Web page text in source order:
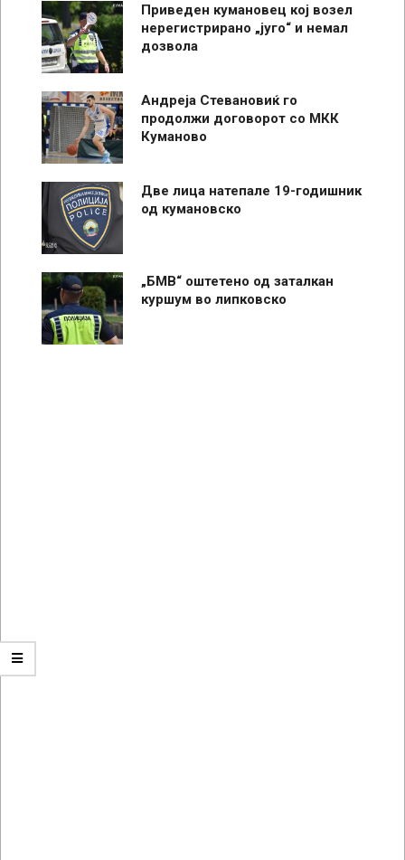
Приведен кумановец кој возел
нерегистрирано „југо“ и немал
дозвола
Андреја Стевановиќ го
продолжи договорот со МКК
Куманово
Две лица натепале 19-годишник
од кумановско
„БМВ“ оштетено од заталкан
куршум во липковско